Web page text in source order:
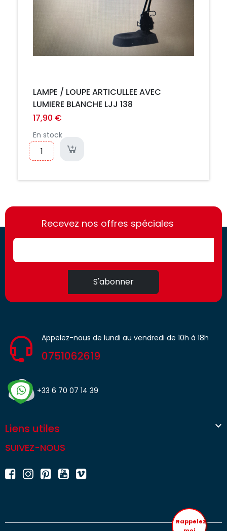
LAMPE / LOUPE ARTICULLEE AVEC
LUMIERE BLANCHE LJJ 138
17,90 €
En stock
https://france-
access.fr
https://france-
access.fr
Recevez nos offres spéciales
S'abonner
Appelez-nous de lundi au vendredi de 10h à 18h
0751062619
+33 6 70 07 14 39
Liens utiles 
SUIVEZ-NOUS
Rappelez